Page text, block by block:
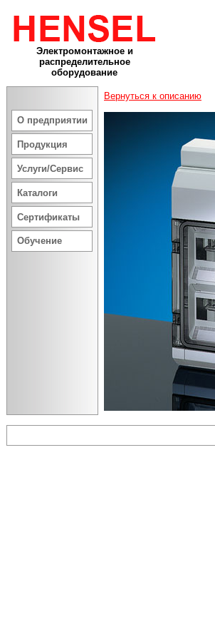
Электромонтажное и
распределительное
оборудование
О предприятии
Продукция
Услуги/Сервис
Каталоги
Сертификаты
Обучение
Вернуться к описанию